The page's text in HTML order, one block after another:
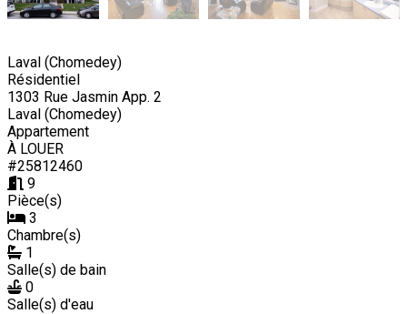
Laval (Chomedey)
Résidentiel
1303 Rue Jasmin App. 2
Laval (Chomedey)
Appartement
À LOUER
#25812460
9
Pièce(s)
3
Chambre(s)
1
Salle(s) de bain
0
Salle(s) d'eau